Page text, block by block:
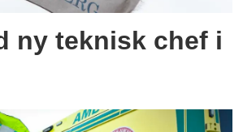
ny teknisk chef i